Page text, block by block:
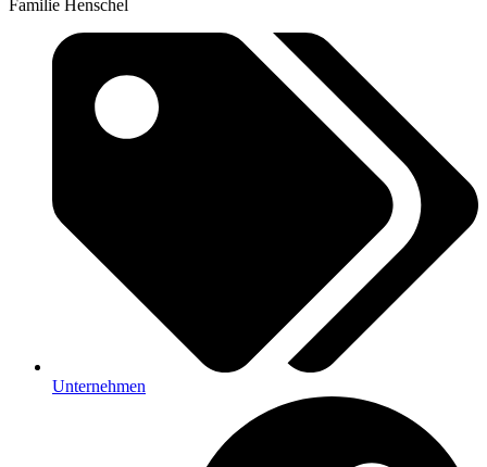
Familie Henschel
Unternehmen